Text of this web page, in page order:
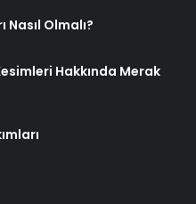
Olmalı?
Hakkında Merak